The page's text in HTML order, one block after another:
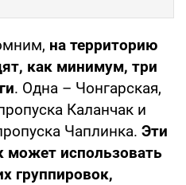
на территорию
как минимум, три
. Одна – Чонгарская,
Каланчак и
Чаплинка. Эти
может использовать
группировок,